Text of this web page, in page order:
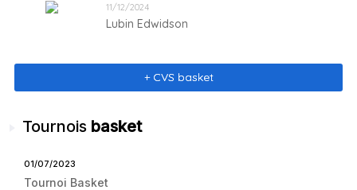
11/12/2024
Lubin Edwidson
+ CVS basket
Tournoisbasket
01/07/2023
Tournoi Basket